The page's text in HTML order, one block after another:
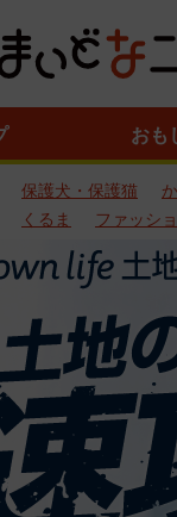
おも
保護犬・保護猫
くるま
ファッシ